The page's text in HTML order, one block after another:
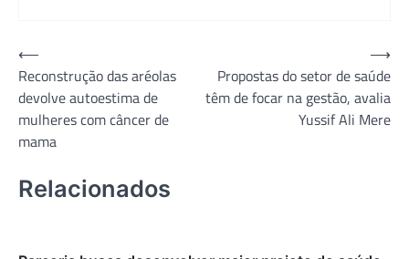
Navegação
de
Post
⟵
Reconstrução das aréolas
devolve autoestima de
mulheres com câncer de
mama
Propostas do setor de saúde
têm de focar na gestão, avalia
Yussif Ali Mere
⟶
Relacionados